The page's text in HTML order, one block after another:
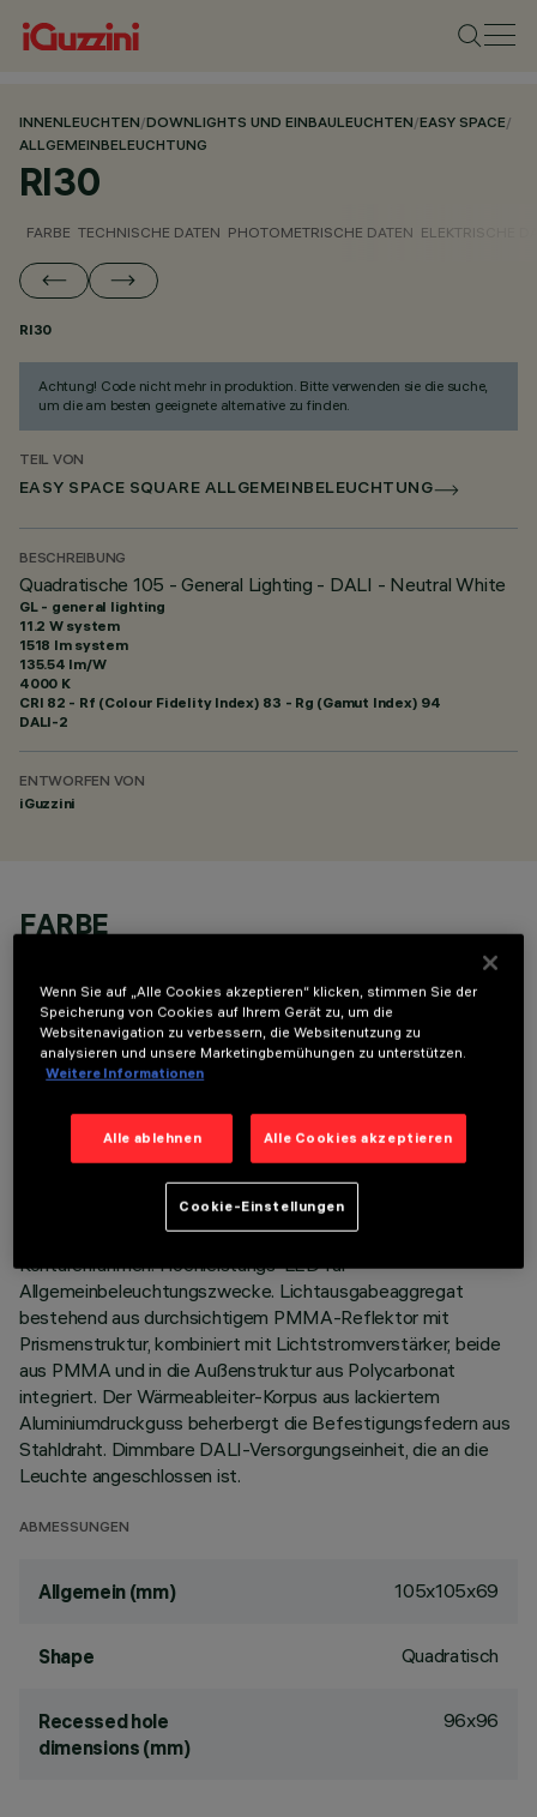
INNENLEUCHTEN/DOWNLIGHTS UND EINBAULEUCHTEN/EASY SPACE/
ALLGEMEINBELEUCHTUNG
RI30
FARBE TECHNISCHE DATEN PHOTOMETRISCHE DATEN ELEKTRISCHE
RI30
Achtung! Code nicht mehr in produktion. Bitte verwenden sie die suche,
um die am besten geeignete alternative zu finden.
TEIL VON
EASY SPACE SQUARE ALLGEMEINBELEUCHTUNG
BESCHREIBUNG
Quadratische 105 - General Lighting - DALI - Neutral White
GL - general lighting
11.2 W system
1518 lm system
135.54 lm/W
4000 K
CRI 82 - Rf (Colour Fidelity Index) 83 - Rg (Gamut Index) 94
DALI-2
ENTWORFEN VON
iGuzzini
FARBE
LETZTES UPDATE: 05.08.2026
Quadratische Einbauleuchte mit starrer Optik, Version mit
Konturenrahmen. Hochleistungs-LED für
Allgemeinbeleuchtungszwecke. Lichtausgabeaggregat
bestehend aus durchsichtigem PMMA-Reflektor mit
Prismenstruktur, kombiniert mit Lichtstromverstärker, beide
aus PMMA und in die Außenstruktur aus Polycarbonat
integriert. Der Wärmeableiter-Korpus aus lackiertem
Aluminiumdruckguss beherbergt die Befestigungsfedern aus
Stahldraht. Dimmbare DALI-Versorgungseinheit, die an die
Leuchte angeschlossen ist.
ABMESSUNGEN
Allgemein (mm) 105x105x69
Shape Quadratisch
Recessed hole
dimensions (mm)
96x96
Wenn Sie auf „Alle Cookies akzeptieren“ klicken, stimmen Sie der
Speicherung von Cookies auf Ihrem Gerät zu, um die
Websitenavigation zu verbessern, die Websitenutzung zu
analysieren und unsere Marketingbemühungen zu unterstützen.
Weitere Informationen
Alle ablehnen Alle Cookies akzeptieren
Cookie-Einstellungen